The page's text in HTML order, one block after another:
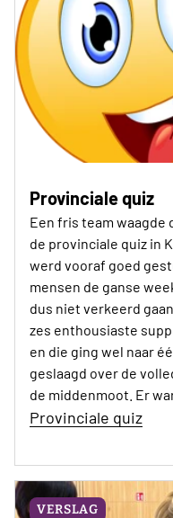
Provinciale quiz
Een fris team waagde
de provinciale quiz in
werd vooraf goed
mensen de ganse
dus niet verkeerd
zes enthousiaste
en die ging wel naar
geslaagd over de
de middenmoot. Er
Provinciale quiz
VERSLAG